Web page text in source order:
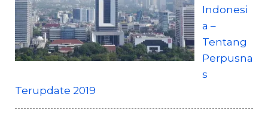
Indonesi
a –
Tentang
Perpusna
s
Terupdate 2019